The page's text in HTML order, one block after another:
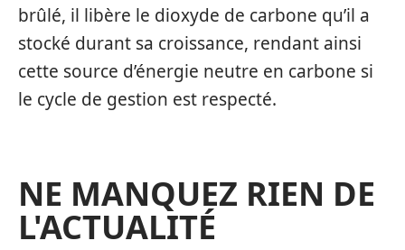
brûlé, il libère le dioxyde de carbone qu’il a
stocké durant sa croissance, rendant ainsi
cette source d’énergie neutre en carbone si
le cycle de gestion est respecté.
NE MANQUEZ RIEN DE
L'ACTUALITÉ